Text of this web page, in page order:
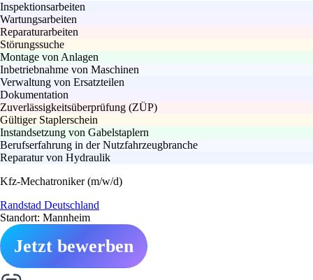
Inspektionsarbeiten
Wartungsarbeiten
Reparaturarbeiten
Störungssuche
Montage von Anlagen
Inbetriebnahme von Maschinen
Verwaltung von Ersatzteilen
Dokumentation
Zuverlässigkeitsüberprüfung (ZÜP)
Gültiger Staplerschein
Instandsetzung von Gabelstaplern
Berufserfahrung in der Nutzfahrzeugbranche
Reparatur von Hydraulik
Kfz-Mechatroniker (m/w/d)
Randstad Deutschland
Standort: Mannheim
Jetzt bewerben